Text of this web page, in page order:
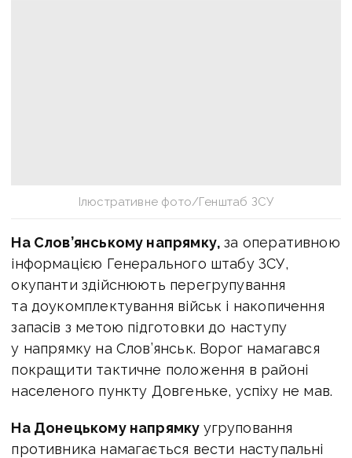
Ілюстративне фото/Генштаб ЗСУ
На Слов’янському напрямку,за оперативною
інформацією Генерального штабу ЗСУ,
окупанти здійснюють перегрупування
та доукомплектування військ і накопичення
запасів з метою підготовки до наступу
у напрямку на Слов’янськ. Ворог намагався
покращити тактичне положення в районі
населеного пункту Довгеньке, успіху не мав.
На Донецькому напрямку угруповання
противника намагається вести наступальні